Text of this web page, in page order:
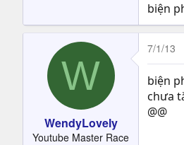
biện
W
WendyLovely
Youtube Master Race
7/1/13
biện
chưa
@@